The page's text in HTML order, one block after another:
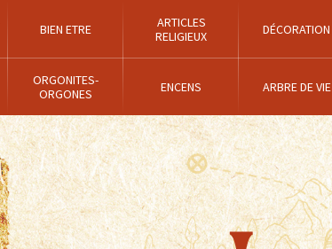
BIEN ETRE
ARTICLES
RELIGIEUX
DÉCORATION
ORGONITES-
ORGONES
ENCENS ARBRE DE VIE